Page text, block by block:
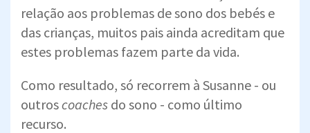
relação aos problemas de sono dos bebés e
das crianças, muitos pais ainda acreditam que
estes problemas fazem parte da vida.
Como resultado, só recorrem à Susanne - ou
outroscoaches do sono - como último
recurso.